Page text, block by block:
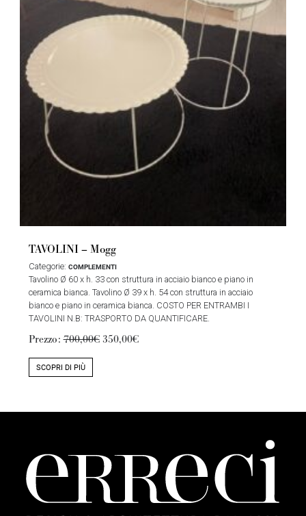
TAVOLINI – Mogg
Categorie: COMPLEMENTI
Tavolino Ø 60 x h. 33 con struttura in acciaio bianco e piano in
ceramica bianca. Tavolino Ø 39 x h. 54 con struttura in acciaio
bianco e piano in ceramica bianca. COSTO PER ENTRAMBI I
TAVOLINI N.B: TRASPORTO DA QUANTIFICARE.
Prezzo:700,00€350,00€
SCOPRI DI PIÙ